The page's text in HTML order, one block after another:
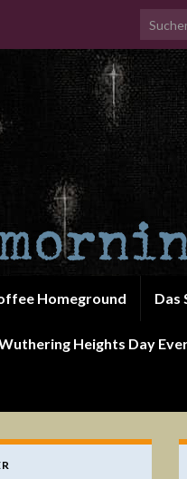
Search
Homeground Das
Heights Day